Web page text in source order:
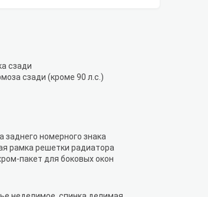
сзади
сзади (кроме 90 л.с.)
заднего номерного знака
рамка решетки радиатора
пакет для боковых окон